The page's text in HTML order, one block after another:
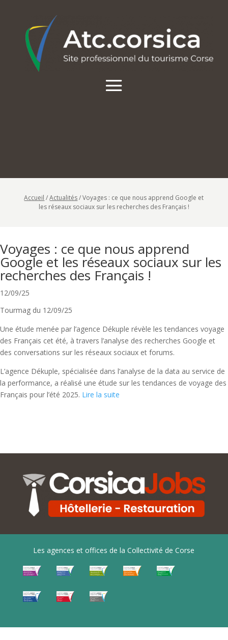
Accueil /Actualités/Voyages : ce que nous apprend Google et
les réseaux sociaux sur les recherches des Français !
Voyages : ce que nous apprend
Google et les réseaux sociaux sur les
recherches des Français !
12/09/25
Tourmag du 12/09/25
Une étude menée par l’agence Dékuple révèle les tendances voyage
des Français cet été, à travers l’analyse des recherches Google et
des conversations sur les réseaux sociaux et forums.
L’agence Dékuple, spécialisée dans l’analyse de la data au service de
la performance, a réalisé une étude sur les tendances de voyage des
Français pour l’été 2025. Lire la suite
Les agences et offices de la Collectivité de Corse